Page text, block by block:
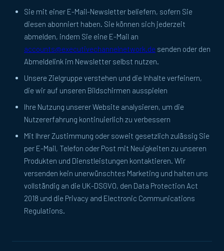
Sie mit einer E-Mail-Newsletter beliefern, sofern Sie
diesen abonniert haben. Sie können sich jederzeit
abmelden, indem Sie eine E-Mail an
accounts@executivechannelnetwork.de senden oder den
Abmeldelink im Newsletter selbst nutzen.
Unsere Zielgruppe verstehen und die Inhalte verfeinern,
die wir auf unseren Bildschirmen ausspielen
Ihre Nutzung unserer Website analysieren, um die
Nutzererfahrung kontinuierlich zu verbessern
Mit Ihrer Zustimmung oder soweit gesetzlich zulässig Sie
per E-Mail, Telefon oder Post mit Neuigkeiten zu unseren
Produkten und Dienstleistungen kontaktieren. Wir
versenden kein unerwünschtes Marketing und halten uns
vollständig an die UK-DSGVO, den Data Protection Act
2018 und die Privacy and Electronic Communications
Regulations.